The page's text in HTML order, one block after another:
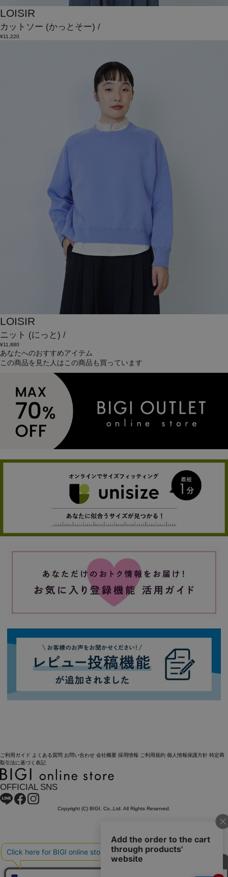
LOISIR
カットソー (かっとそー) /
¥11,220
LOISIR
ニット (にっと) /
¥11,880
あなたへのおすすめアイテム
この商品を見た人はこの商品も買っています
ご利用ガイド よくある質問 お問い合わせ 会社概要 採用情報 ご利用規約 個人情報保護方針 特定商
取引法に基づく表記
OFFICIAL SNS
Copyright (C) BIGI. Co.,Ltd. All Rights Reserved.